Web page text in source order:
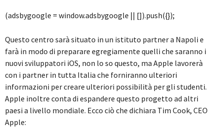
(adsbygoogle = window.adsbygoogle || []).push({});
Questo centro sarà situato in un istituto partner a Napoli e
farà in modo di preparare egregiamente quelli che saranno i
nuovi sviluppatori iOS, non lo so questo, ma Apple lavorerà
con i partner in tutta Italia che forniranno ulteriori
informazioni per creare ulteriori possibilità per gli studenti.
Apple inoltre conta di espandere questo progetto ad altri
paesi a livello mondiale. Ecco ciò che dichiara Tim Cook, CEO
Apple: